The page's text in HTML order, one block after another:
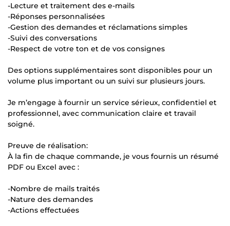
-Lecture et traitement des e-mails
-Réponses personnalisées
-Gestion des demandes et réclamations simples
-Suivi des conversations
-Respect de votre ton et de vos consignes
Des options supplémentaires sont disponibles pour un
volume plus important ou un suivi sur plusieurs jours.
Je m’engage à fournir un service sérieux, confidentiel et
professionnel, avec communication claire et travail
soigné.
Preuve de réalisation:
À la fin de chaque commande, je vous fournis un résumé
PDF ou Excel avec :
-Nombre de mails traités
-Nature des demandes
-Actions effectuées